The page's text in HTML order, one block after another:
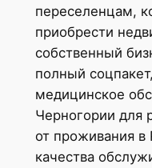
переселенцам,
приобрести
собственный
полный
медицинское
Черногории для
от проживания
качества